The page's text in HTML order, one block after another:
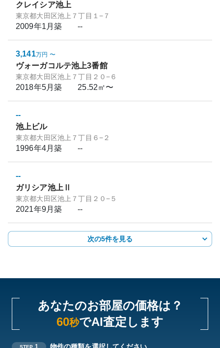
クレイシア池上
東京都大田区池上７丁目１−７
2009年1月築 --
3,141万円 〜
ヴォーガコルテ池上3番館
東京都大田区池上７丁目２０−６
2018年5月築 25.52㎡〜
--
池上ビル
東京都大田区池上７丁目６−２
1996年4月築 --
--
ガリシア池上Ⅱ
東京都大田区池上７丁目２０−５
2021年9月築 --
次の5件を見る
あなたのお部屋の価格は？
60秒でAI査定します
STEP 1